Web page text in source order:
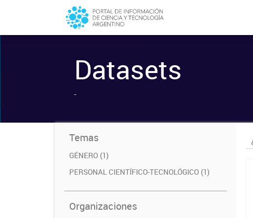
Datasets
-
Temas
GÉNERO (1)
PERSONAL CIENTÍFICO-TECNOLÓGICO (1)
Organizaciones